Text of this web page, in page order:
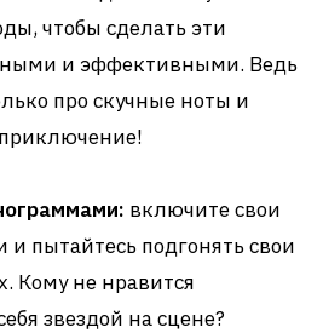
чтобы сделать эти
и эффективными. Ведь
про скучные ноты и
включите свои
пытайтесь подгонять свои
Кому не нравится
звездой на сцене?